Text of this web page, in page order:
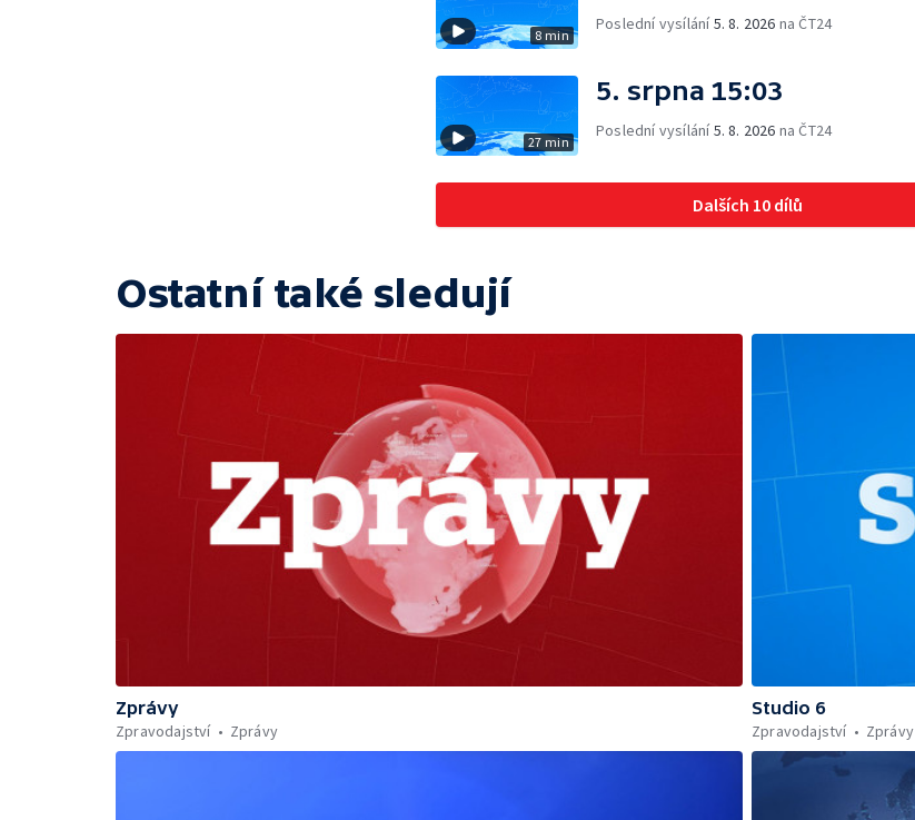
8 min
Poslední vysílání5. 8. 2026 na ČT24
27 min
5. srpna 15:03
Poslední vysílání5. 8. 2026 na ČT24
Dalších 10 dílů
Ostatní také sledují
Zprávy
Zpravodajství
Zprávy
Studio 6
Zpravodajství
Zprávy